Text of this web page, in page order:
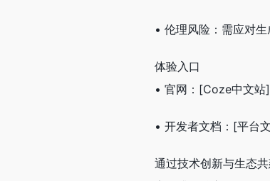
• 伦理风险：需应对
体验入口
• 官网：[Coze中文
• 开发者文档：[平
通过技术创新与生态